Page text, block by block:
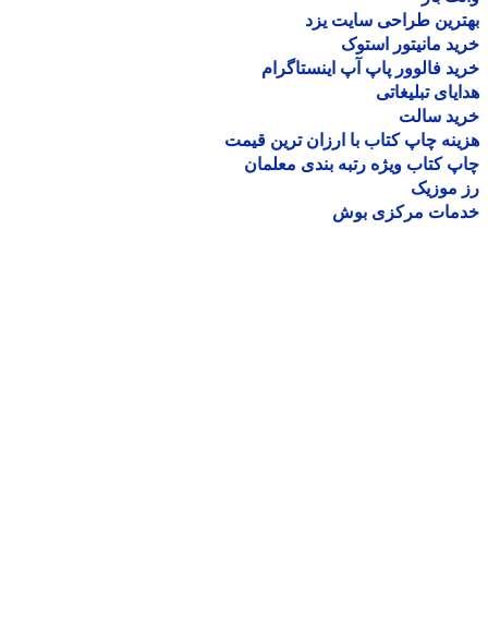
طراحی سایت یزد
مانیتور استوک
فالوور پاپ آپ اینستاگرام
تبلیغاتی
سالت
چاپ کتاب با ارزان ترین قیمت
کتاب ویژه رتبه بندی معلمان
موزیک
مرکزی بوش